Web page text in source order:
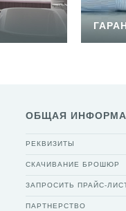
ОБЩАЯ
РЕКВИЗИТЫ
СКАЧИВАНИЕ БРОШЮР
ЗАПРОСИТЬ ПРАЙС-
ПАРТНЕРСТВО